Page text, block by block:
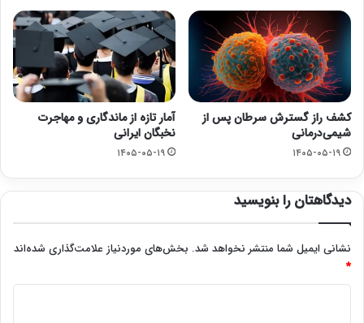
کشف راز گسترش سرطان پس از
شیمی‌درمانی
۱۴۰۵-۰۵-۱۹
آمار تازه از ماندگاری و مهاجرت
نخبگان ایرانی
۱۴۰۵-۰۵-۱۹
دیدگاهتان را بنویسید
نشانی ایمیل شما منتشر نخواهد شد. بخش‌های موردنیاز علامت‌گذاری شده‌اند
*